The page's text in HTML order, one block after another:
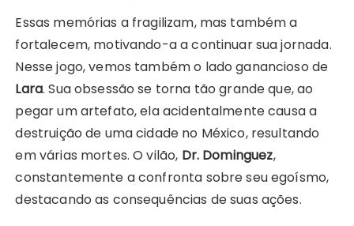
Essas memórias a fragilizam, mas também a
fortalecem, motivando-a a continuar sua jornada.
Nesse jogo, vemos também o lado ganancioso de
Lara. Sua obsessão se torna tão grande que, ao
pegar um artefato, ela acidentalmente causa a
destruição de uma cidade no México, resultando
em várias mortes. O vilão, Dr. Dominguez,
constantemente a confronta sobre seu egoísmo,
destacando as consequências de suas ações.